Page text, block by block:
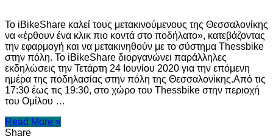
εφαρμογή
ενοικίασης
ποδηλάτου
στη
Θεσσαλονίκη
Το iΒikeShare καλεί τους μετακινούμενους της Θεσσαλονίκης
να «έρθουν ένα κλικ πιο κοντά στο ποδήλατο», κατεβάζοντας
την εφαρμογή και να μετακινηθούν με το σύστημα Thessbike
στην πόλη. Το iBikeShare διοργανώνει παράλληλες
εκδηλώσεις την Τετάρτη 24 Ιουνίου 2020 για την επόμενη
ημέρα της ποδηλασίας στην πόλη της Θεσσαλονίκης.Από τις
17:30 έως τις 19:30, στο χώρο του Τhessbike στην περιοχή
του Ομίλου …
Read More »
Share